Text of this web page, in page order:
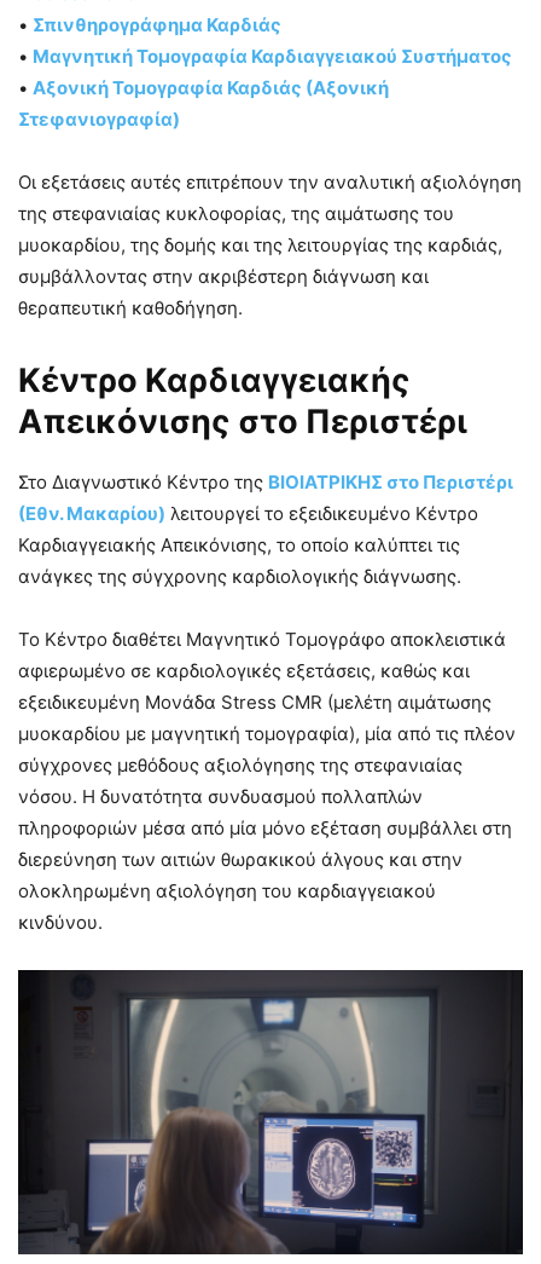
• Σπινθηρογράφημα Καρδιάς
• Μαγνητική Τομογραφία Καρδιαγγειακού Συστήματος
• Αξονική Τομογραφία Καρδιάς (Αξονική
Στεφανιογραφία)
Οι εξετάσεις αυτές επιτρέπουν την αναλυτική αξιολόγηση
της στεφανιαίας κυκλοφορίας, της αιμάτωσης του
μυοκαρδίου, της δομής και της λειτουργίας της καρδιάς,
συμβάλλοντας στην ακριβέστερη διάγνωση και
θεραπευτική καθοδήγηση.
Κέντρο Καρδιαγγειακής
Απεικόνισης στο Περιστέρι
Στο Διαγνωστικό Κέντρο της ΒΙΟΙΑΤΡΙΚΗΣ στο Περιστέρι
(Εθν. Μακαρίου) λειτουργεί το εξειδικευμένο Κέντρο
Καρδιαγγειακής Απεικόνισης, το οποίο καλύπτει τις
ανάγκες της σύγχρονης καρδιολογικής διάγνωσης.
Το Κέντρο διαθέτει Μαγνητικό Τομογράφο αποκλειστικά
αφιερωμένο σε καρδιολογικές εξετάσεις, καθώς και
εξειδικευμένη Μονάδα Stress CMR (μελέτη αιμάτωσης
μυοκαρδίου με μαγνητική τομογραφία), μία από τις πλέον
σύγχρονες μεθόδους αξιολόγησης της στεφανιαίας
νόσου. Η δυνατότητα συνδυασμού πολλαπλών
πληροφοριών μέσα από μία μόνο εξέταση συμβάλλει στη
διερεύνηση των αιτιών θωρακικού άλγους και στην
ολοκληρωμένη αξιολόγηση του καρδιαγγειακού
κινδύνου.